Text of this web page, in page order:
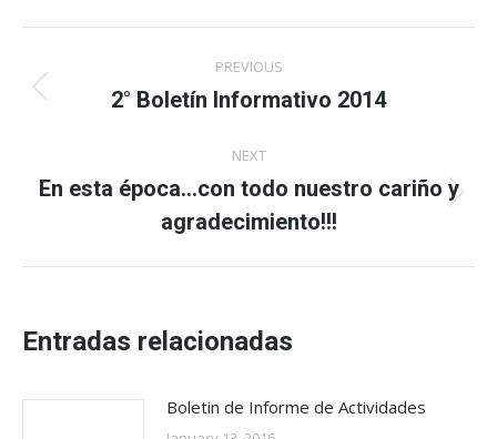
navigation
PREVIOUS
Previous
2° Boletín Informativo 2014
NEXT
Next
post:
En esta época…con todo nuestro cariño y
agradecimiento!!!
Entradas relacionadas
Boletin de Informe de Actividades